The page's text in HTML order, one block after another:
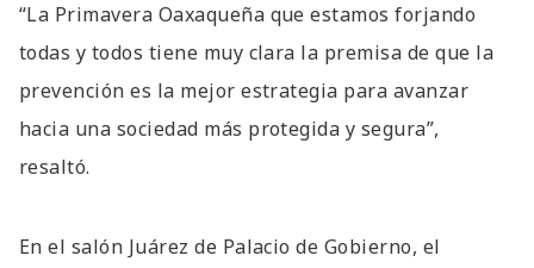
“La Primavera Oaxaqueña que estamos forjando
todas y todos tiene muy clara la premisa de que la
prevención es la mejor estrategia para avanzar
hacia una sociedad más protegida y segura”,
resaltó.
En el salón Juárez de Palacio de Gobierno, el